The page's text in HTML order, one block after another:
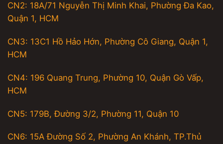
CN2: 18A/71 Nguyễn Thị Minh Khai, Phường Đa Kao,
Quận 1, HCM
CN3: 13C1 Hồ Hảo Hớn, Phường Cô Giang, Quận 1,
HCM
CN4: 196 Quang Trung, Phường 10, Quận Gò Vấp,
HCM
CN5: 179B, Đường 3/2, Phường 11, Quận 10
CN6: 15A Đường Số 2, Phường An Khánh, TP.Thủ